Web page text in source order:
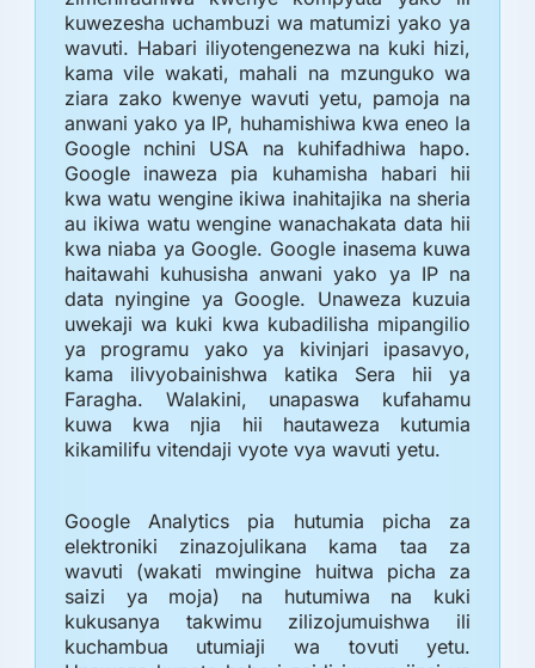
kuwezesha uchambuzi wa matumizi yako ya
wavuti. Habari iliyotengenezwa na kuki hizi,
kama vile wakati, mahali na mzunguko wa
ziara zako kwenye wavuti yetu, pamoja na
anwani yako ya IP, huhamishiwa kwa eneo la
Google nchini USA na kuhifadhiwa hapo.
Google inaweza pia kuhamisha habari hii
kwa watu wengine ikiwa inahitajika na sheria
au ikiwa watu wengine wanachakata data hii
kwa niaba ya Google. Google inasema kuwa
haitawahi kuhusisha anwani yako ya IP na
data nyingine ya Google. Unaweza kuzuia
uwekaji wa kuki kwa kubadilisha mipangilio
ya programu yako ya kivinjari ipasavyo,
kama ilivyobainishwa katika Sera hii ya
Faragha. Walakini, unapaswa kufahamu
kuwa kwa njia hii hautaweza kutumia
kikamilifu vitendaji vyote vya wavuti yetu.
Google Analytics pia hutumia picha za
elektroniki zinazojulikana kama taa za
wavuti (wakati mwingine huitwa picha za
saizi ya moja) na hutumiwa na kuki
kukusanya takwimu zilizojumuishwa ili
kuchambua utumiaji wa tovuti yetu.